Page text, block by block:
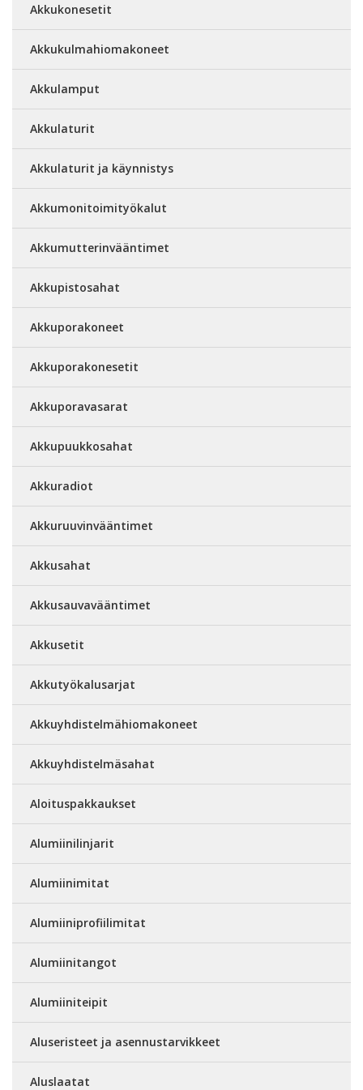
Akkukonesetit
Akkukulmahiomakoneet
Akkulamput
Akkulaturit
Akkulaturit ja käynnistys
Akkumonitoimityökalut
Akkumutterinvääntimet
Akkupistosahat
Akkuporakoneet
Akkuporakonesetit
Akkuporavasarat
Akkupuukkosahat
Akkuradiot
Akkuruuvinvääntimet
Akkusahat
Akkusauvavääntimet
Akkusetit
Akkutyökalusarjat
Akkuyhdistelmähiomakoneet
Akkuyhdistelmäsahat
Aloituspakkaukset
Alumiinilinjarit
Alumiinimitat
Alumiiniprofiilimitat
Alumiinitangot
Alumiiniteipit
Aluseristeet ja asennustarvikkeet
Aluslaatat